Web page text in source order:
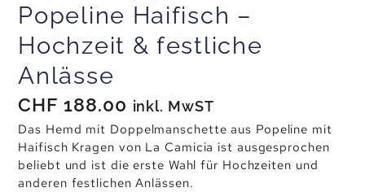
Popeline Haifisch –
Hochzeit & festliche
Anlässe
CHF 188.00 inkl. MwST
Das Hemd mit Doppelmanschette aus Popeline mit
Haifisch Kragen von La Camicia ist ausgesprochen
beliebt und ist die erste Wahl für Hochzeiten und
anderen festlichen Anlässen.